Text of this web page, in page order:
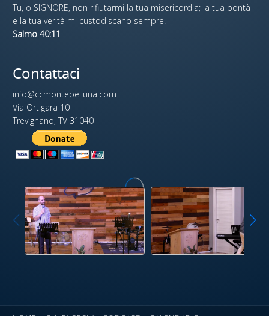
Tu, o SIGNORE, non rifiutarmi la tua misericordia; la tua bontà
e la tua verità mi custodiscano sempre!
Salmo 40:11
Contattaci
info@ccmontebelluna.com
Via Ortigara 10
Trevignano, TV 31040